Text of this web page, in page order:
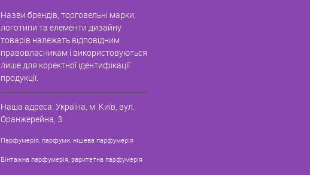
Назви брендів, торговельні марки,
логотипи та елементи дизайну
товарів належать відповідним
правовласникам і використовуються
лише для коректної ідентифікації
продукції.
Наша адреса: Україна, м. Київ, вул.
Оранжерейна, 3
Парфумерія, парфуми, нішева парфумерія
Вінтажна парфумерія, раритетна парфумерія